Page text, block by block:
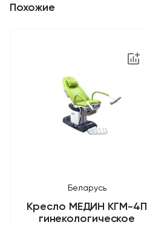
Похожие
Кресло МЕДИН КГМ-4П
гинекологическое
Беларусь